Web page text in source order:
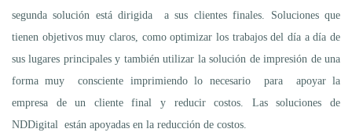
segunda solución está dirigida a sus clientes finales. Soluciones que
tienen objetivos muy claros, como optimizar los trabajos del día a día de
sus lugares principales y también utilizar la solución de impresión de una
forma muy consciente imprimiendo lo necesario para apoyar la
empresa de un cliente final y reducir costos. Las soluciones de
NDDigital están apoyadas en la reducción de costos.